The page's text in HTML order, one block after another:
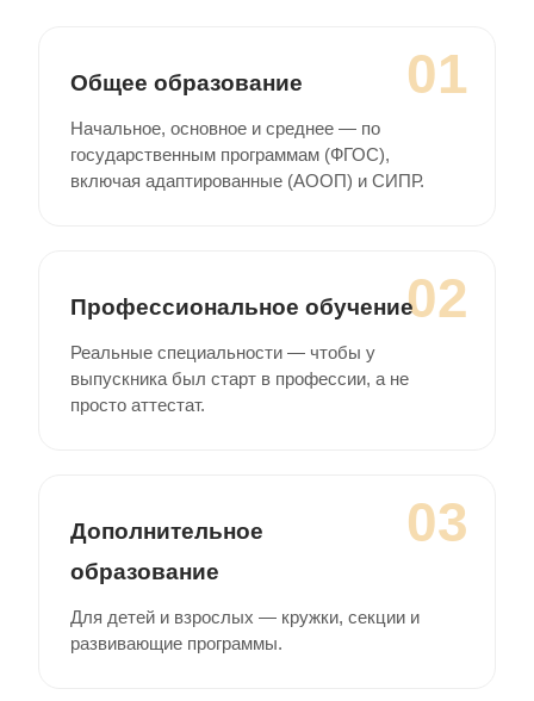
01
Общее образование
Начальное, основное и среднее — по
государственным программам (ФГОС),
включая адаптированные (АООП) и СИПР.
02
Профессиональное обучение
Реальные специальности — чтобы у
выпускника был старт в профессии, а не
просто аттестат.
03
Дополнительное
образование
Для детей и взрослых — кружки, секции и
развивающие программы.